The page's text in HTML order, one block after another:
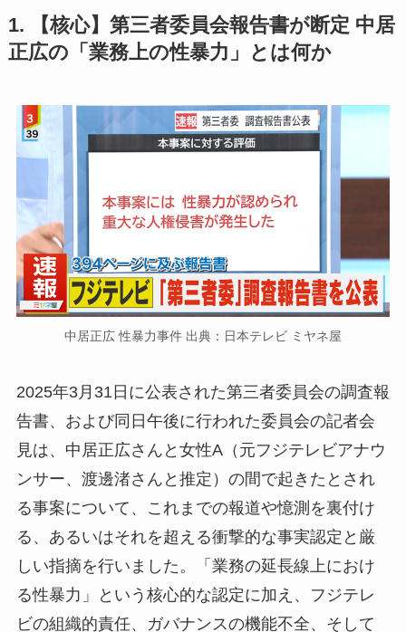
1. 【核心】第三者委員会報告書が断定 中居
正広の「業務上の性暴力」とは何か
中居正広 性暴力事件 出典：日本テレビ ミヤネ屋
2025年3月31日に公表された第三者委員会の調査報
告書、および同日午後に行われた委員会の記者会
見は、中居正広さんと女性A（元フジテレビアナウ
ンサー、渡邊渚さんと推定）の間で起きたとされ
る事案について、これまでの報道や憶測を裏付け
る、あるいはそれを超える衝撃的な事実認定と厳
しい指摘を行いました。「業務の延長線上におけ
る性暴力」という核心的な認定に加え、フジテレ
ビの組織的責任、ガバナンスの機能不全、そして